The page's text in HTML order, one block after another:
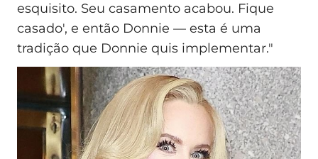
esquisito. Seu casamento acabou. Fique
casado', e então Donnie — esta é uma
tradição que Donnie quis implementar."